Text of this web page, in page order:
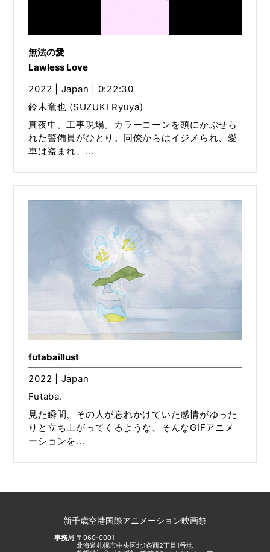
無法の愛
Lawless Love
2022 | Japan | 0:22:30
鈴木竜也 (SUZUKI Ryuya)
真夜中。工事現場。カラーコーンを頭にかぶせら
れた警備員がひとり。同僚からはイジメられ、愛
車は盗まれ、...
futabaillust
2022 | Japan
Futaba.
見た瞬間、その人が忘れかけていた感情がゆった
りと立ち上がってくるような、そんなGIFアニメ
ーションを...
新千歳空港国際アニメーション映画祭
事務局 〒060-0001
北海道札幌市中央区北1条西2丁目1番地